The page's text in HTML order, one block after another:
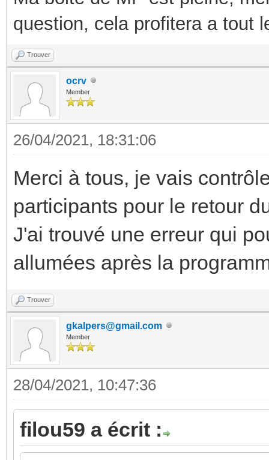
question, cela profitera a tout
Trouver
ocrv
Member
26/04/2021, 18:31:06
Merci à tous, je vais
participants pour le retour
J'ai trouvé une erreur qui
allumées après la
Trouver
gkalpers@gmail.com
Member
28/04/2021, 10:47:36
filou59 a écrit :